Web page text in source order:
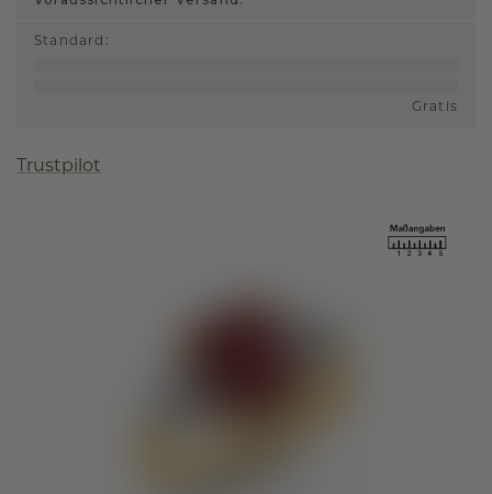
Standard :
Gratis
Trustpilot